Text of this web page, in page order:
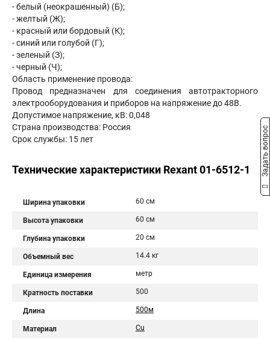
- белый (неокрашенный) (Б);
- желтый (Ж);
- красный или бордовый (К);
- синий или голубой (Г);
- зеленый (З);
- черный (Ч);
Область применение провода:
Провод предназначен для соединения автотракторного
электрооборудования и приборов на напряжение до 48В.
Допустимое напряжение, кВ: 0,048
Страна производства: Россия
Срок службы: 15 лет
Технические характеристики Rexant 01-6512-1
Ширина упаковки 60 см
Высота упаковки 60 см
Глубина упаковки 20 см
Объемный вес 14.4 кг
Единица измерения метр
Кратность поставки 500
Длина 500м
Материал Cu
Задать вопрос